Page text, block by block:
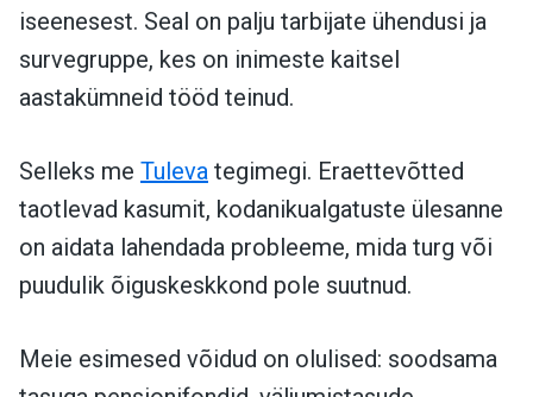
iseenesest. Seal on palju tarbijate ühendusi ja
survegruppe, kes on inimeste kaitsel
aastakümneid tööd teinud.
Selleks me Tuleva tegimegi. Eraettevõtted
taotlevad kasumit, kodanikualgatuste ülesanne
on aidata lahendada probleeme, mida turg või
puudulik õiguskeskkond pole suutnud.
Meie esimesed võidud on olulised: soodsama